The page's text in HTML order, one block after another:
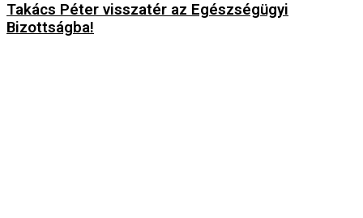
Takács Péter visszatér az Egészségügyi
Bizottságba!